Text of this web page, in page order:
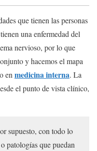
que tienen las personas
una enfermedad del
nervioso, por lo que
y hacemos el mapa
enmedicina interna. La
el punto de vista clínico,
supuesto, con todo lo
patologías que puedan